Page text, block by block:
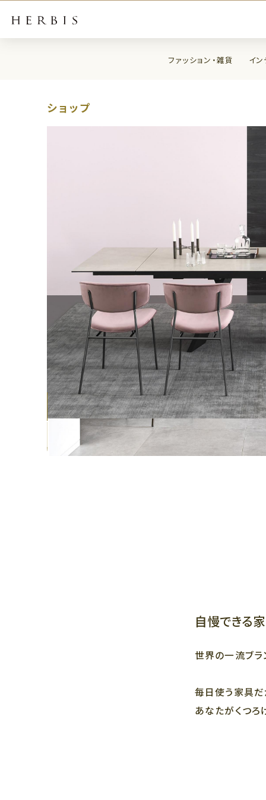
ファッション・雑貨 イ
ショップ
自慢できる
世界の一流ブラ
毎日使う家具だ
あなたがくつろ